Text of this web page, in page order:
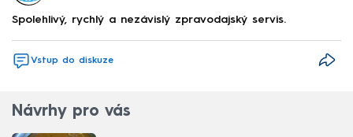
Spolehlivý, rychlý a nezávislý zpravodajský servis.
Vstup do diskuze
Návrhy pro vás